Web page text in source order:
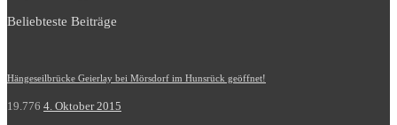
Beliebteste Beiträge
Hängeseilbrücke Geierlay bei Mörsdorf im Hunsrück geöffnet!
19.776 4. Oktober 2015